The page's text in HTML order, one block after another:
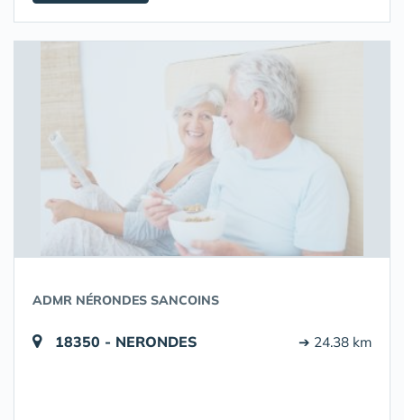
ADMR NÉRONDES SANCOINS
18350 - NERONDES ➔ 24.38 km